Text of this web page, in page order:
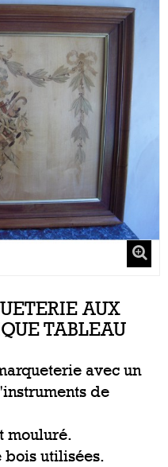
AUX
TABLEAU
avec un
de
mouluré.
bois utilisées.